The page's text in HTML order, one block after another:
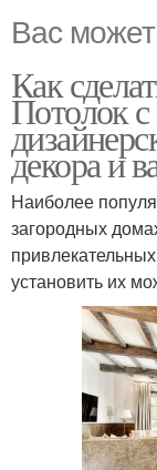
Вас
Как
Потолок
декора и
Наиболее
загородных
установить их